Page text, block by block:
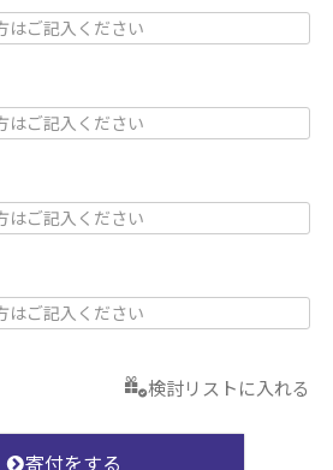
検討リストに入れる
寄付をする